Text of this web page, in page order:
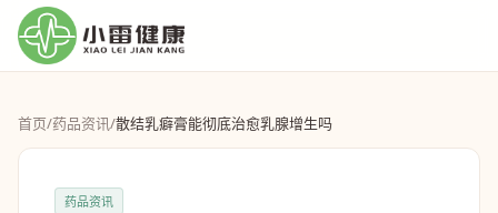
首页/药品资讯/散结乳癖膏能彻底治愈乳腺增生吗
药品资讯